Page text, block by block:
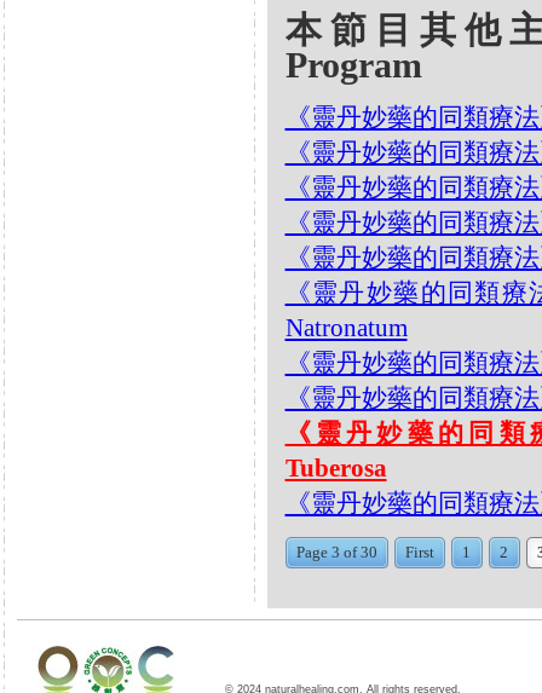
本節目其他
Program
《靈丹妙藥的同類療
《靈丹妙藥的同類療
《靈丹妙藥的同類療
《靈丹妙藥的同類療
《靈丹妙藥的同類療
《靈丹妙藥的同類療
Natronatum
《靈丹妙藥的同類療
《靈丹妙藥的同類療
《靈丹妙藥的同類
Tuberosa
《靈丹妙藥的同類療
Page 3 of 30 First 1 2
© 2024 naturalhealing.com. All rights reserved.